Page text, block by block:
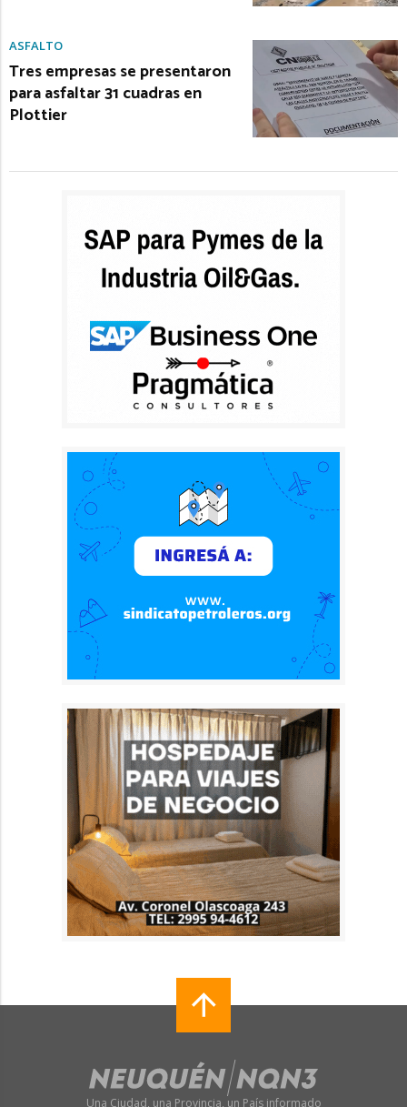
ASFALTO
Tres empresas se presentaron
para asfaltar 31 cuadras en
Plottier
Una Ciudad, una Provincia, un País informado